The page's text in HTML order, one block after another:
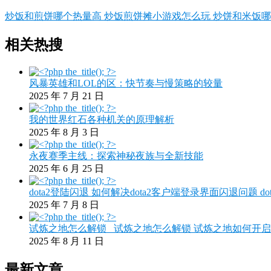
炒饭和煎饼哪个热量高 炒饭煎饼摊小游戏怎么玩 炒饼和米饭
相关热搜
风暴英雄和LOL的区：快节奏与慢策略的较量
2025 年 7 月 21 日
我的世界红石各种机关的原理解析
2025 年 8 月 3 日
永夜赛季主线：探索神秘夜族与全新技能
2025 年 6 月 25 日
dota2登陆闪退 如何解决dota2客户端登录界面闪退问题
2025 年 7 月 8 日
试炼之地怎么解锁_ 试炼之地怎么解锁 试炼之地如何开启_
2025 年 8 月 11 日